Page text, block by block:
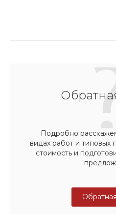
Подробно
видах работ и типовых
стоимость и